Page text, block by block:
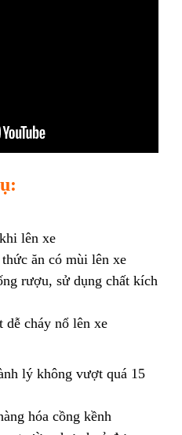
lên xe
ăn có mùi lên xe
rượu, sử dụng chất kích
dễ cháy nổ lên xe
lý không vượt quá 15
hóa cồng kềnh